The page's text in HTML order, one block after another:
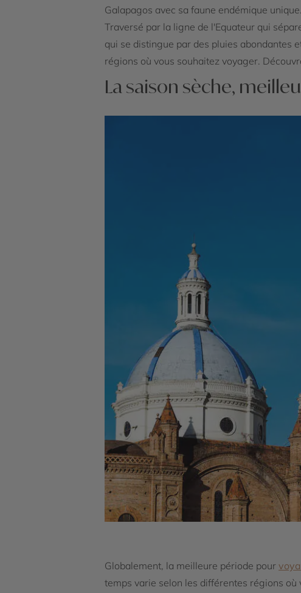
Galapagos avec sa faune endémique
Traversé par la ligne de l'Equateur qui
qui se distingue par des pluies abondantes
régions où vous souhaitez voyager.
La saison sèche,
Globalement, la meilleure période pour
temps varie selon les différentes régions où